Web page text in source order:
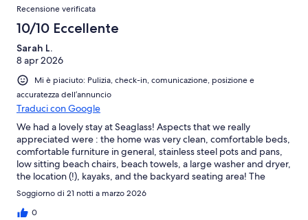
Recensione verificata
10/10 Eccellente
Sarah L.
8 apr 2026
Mi è piaciuto: Pulizia, check-in, comunicazione, posizione e
accuratezza dell’annuncio
Traduci con Google
We had a lovely stay at Seaglass! Aspects that we really
appreciated were : the home was very clean, comfortable beds,
comfortable furniture in general, stainless steel pots and pans,
low sitting beach chairs, beach towels, a large washer and dryer,
the location (!), kayaks, and the backyard seating area! The
home was everything we were hoping it would be and the
communication with the hosts was excellent! I highly
recommend staying here! Spanish Wells is a very special place!
Soggiorno di 21 notti a marzo 2026
0